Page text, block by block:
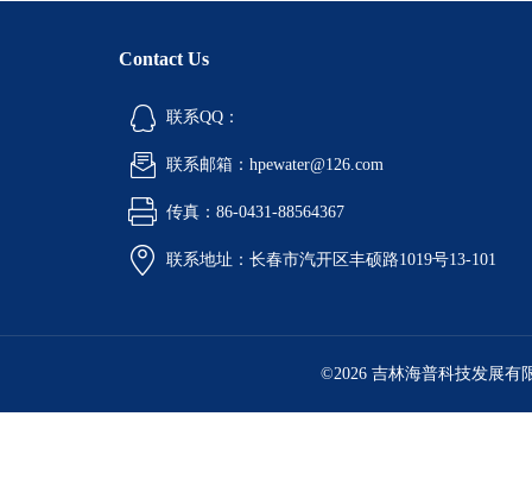
Contact Us
联系QQ：
联系邮箱：hpewater@126.com
传真：86-0431-88564367
联系地址：长春市汽开区丰硕路1019号13-101
©2026 吉林海普科技发展有